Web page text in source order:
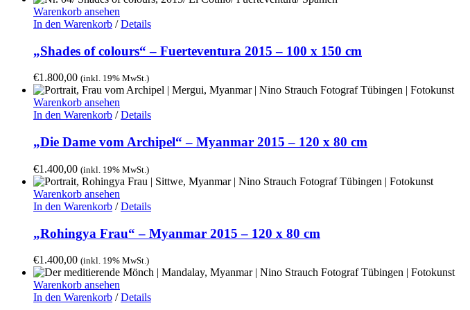
Warenkorb ansehen
In den Warenkorb / Details
„Shades of colours“ – Fuerteventura 2015 – 100 x 150 cm
€1.800,00 (inkl. 19% MwSt.)
Warenkorb ansehen
In den Warenkorb / Details
„Die Dame vom Archipel“ – Myanmar 2015 – 120 x 80 cm
€1.400,00 (inkl. 19% MwSt.)
Warenkorb ansehen
In den Warenkorb / Details
„Rohingya Frau“ – Myanmar 2015 – 120 x 80 cm
€1.400,00 (inkl. 19% MwSt.)
Warenkorb ansehen
In den Warenkorb / Details